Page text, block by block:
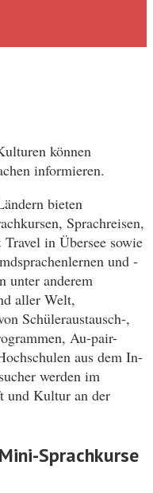
können
informieren.
bieten
Sprachreisen,
in Übersee sowie
und -
unter anderem
aller Welt,
Schüleraustausch-,
Au-pair-
aus dem In-
werden im
und Kultur an der
Sprachkurse